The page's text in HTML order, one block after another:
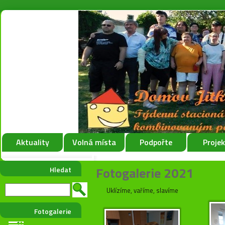
Aktuality Volná místa Podpořte
Hledat
Fotogalerie
Fotogalerie 2021
Uklízíme, vaříme, slavíme